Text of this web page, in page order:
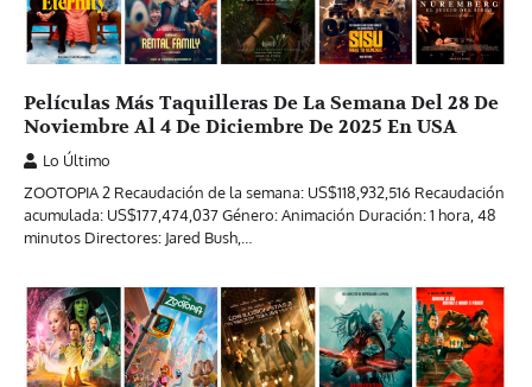
Películas Más Taquilleras De La Semana Del 28 De
Noviembre Al 4 De Diciembre De 2025 En USA
Lo Último
ZOOTOPIA 2 Recaudación de la semana: US$118,932,516 Recaudación
acumulada: US$177,474,037 Género: Animación Duración: 1 hora, 48
minutos Directores: Jared Bush,…